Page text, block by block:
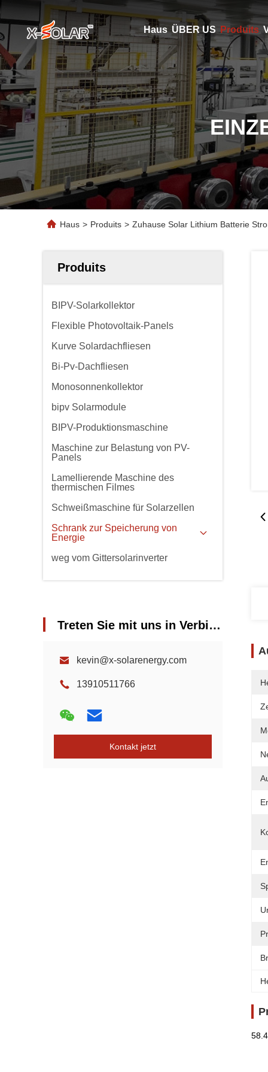
Haus ÜBER US Produits
Haus > Produits > Zuhause Solar Lithium Batterie
Produits
BIPV-Solarkollektor
Flexible Photovoltaik-Panels
Kurve Solardachfliesen
Bi-Pv-Dachfliesen
Monosonnenkollektor
bipv Solarmodule
BIPV-Produktionsmaschine
Maschine zur Belastung von PV-
Panels
Lamellierende Maschine des
thermischen Filmes
Schweißmaschine für Solarzellen
Schrank zur Speicherung von
Energie
weg vom Gittersolarinverter
Treten Sie mit uns in Verbindung
kevin@x-solarenergy.com
13910511766
Kontakt jetzt